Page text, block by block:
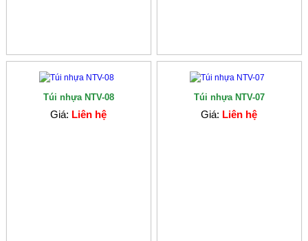
Túi nhựa NTV-08
Giá: Liên hệ
Túi nhựa NTV-07
Giá: Liên hệ